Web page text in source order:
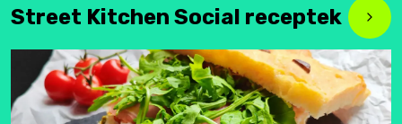
Street Kitchen Social receptek